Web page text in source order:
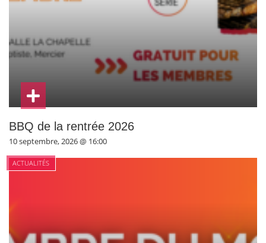
BBQ de la rentrée 2026
10 septembre, 2026 @ 16:00
ACTUALITÉS